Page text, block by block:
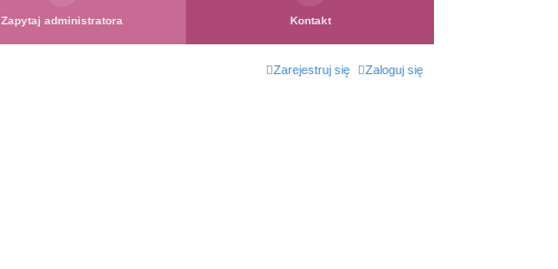
Zapytaj administratora Kontakt
Zaloguj się
Zarejestruj się